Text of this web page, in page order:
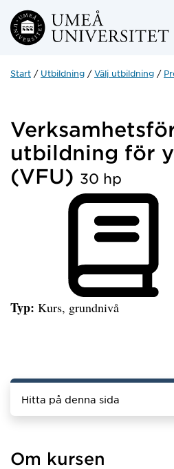
Hoppa direkt till innehållet
Start Utbildning Välj utbildning
utbildning för
(VFU) 30 hp
Typ: Kurs, grundnivå
Hitta på denna sida
Om kursen